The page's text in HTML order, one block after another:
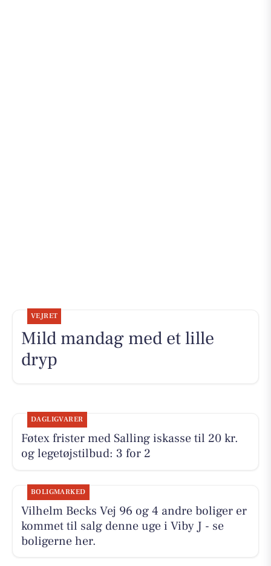
VEJRET
Mild mandag med et lille
dryp
DAGLIGVARER
Føtex frister med Salling iskasse til 20 kr.
og legetøjstilbud: 3 for 2
BOLIGMARKED
Vilhelm Becks Vej 96 og 4 andre boliger er
kommet til salg denne uge i Viby J - se
boligerne her.